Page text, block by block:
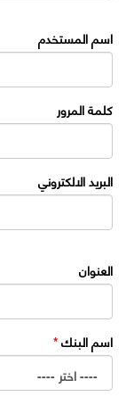
اسم المستخدم
كلمة المرور
البريد الالكتروني
العنوان
اسم البنك *